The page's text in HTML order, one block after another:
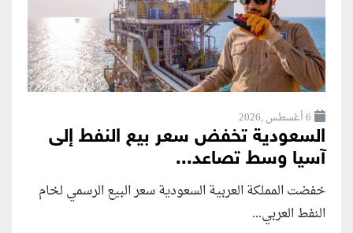
6 أغسطس ,2026
السعودية تخفض سعر بيع النفط إلى
آسيا وسط تصاعد...
خفضت المملكة العربية السعودية سعر البيع الرسمي لخام
النفط العربي...